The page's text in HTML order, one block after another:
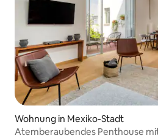
Wohnung in Mexiko-Stadt
Atemberaubendes Penthouse